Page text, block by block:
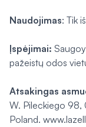
Naudojimas: Tik
Įspėjimai:
pažeistų odos
Atsakingas
W. Pileckiego
Poland.